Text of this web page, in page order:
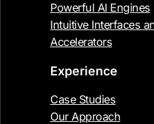
Powerful AI Engines
Intuitive Interfaces
Accelerators
Experience
Case Studies
Our Approach